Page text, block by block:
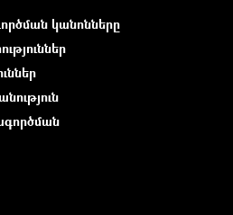
կանոնները